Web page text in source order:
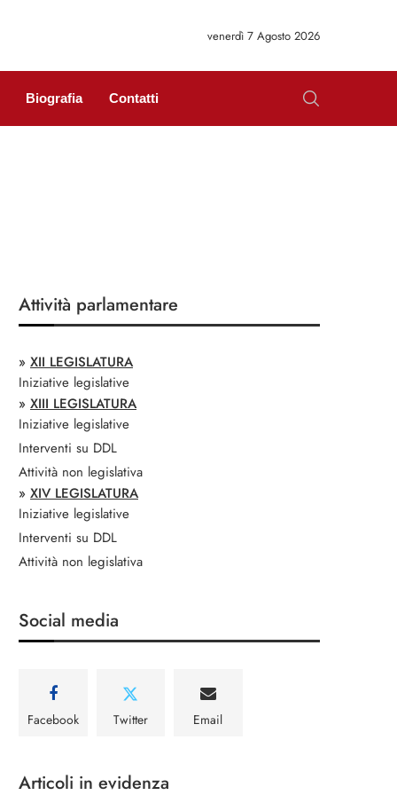
venerdì 7 Agosto 2026
Biografia Contatti
Attività parlamentare
» XII LEGISLATURA
Iniziative legislative
» XIII LEGISLATURA
Iniziative legislative
Interventi su DDL
Attività non legislativa
» XIV LEGISLATURA
Iniziative legislative
Interventi su DDL
Attività non legislativa
Social media
Facebook Twitter Email
Articoli in evidenza